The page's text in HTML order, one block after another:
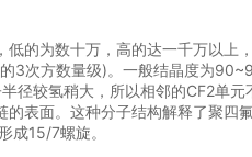
低的为数十万，高的达一千万以上
3次方数量级)。一般结晶度为
径较氢稍大，所以相邻的CF2单
的表面。这种分子结构解释了聚
成15/7螺旋。